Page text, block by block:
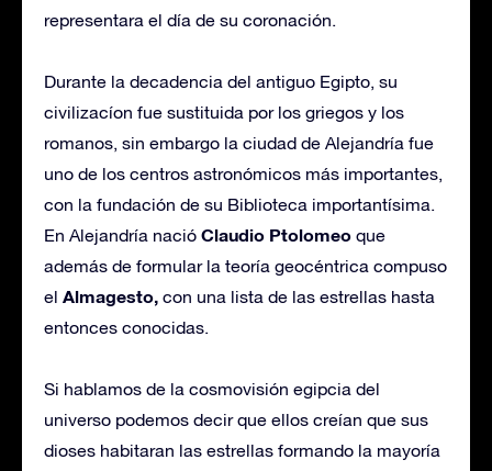
representara el día de su coronación.
Durante la decadencia del antiguo Egipto, su
civilizacíon fue sustituida por los griegos y los
romanos, sin embargo la ciudad de Alejandría fue
uno de los centros astronómicos más importantes,
con la fundación de su Biblioteca importantísima.
En Alejandría nació Claudio Ptolomeo que
además de formular la teoría geocéntrica compuso
el Almagesto, con una lista de las estrellas hasta
entonces conocidas.
Si hablamos de la cosmovisión egipcia del
universo podemos decir que ellos creían que sus
dioses habitaran las estrellas formando la mayoría